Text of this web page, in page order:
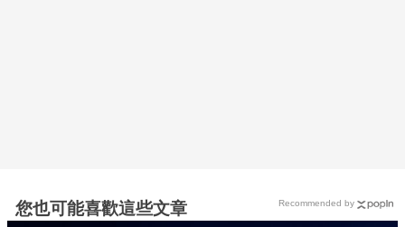
您也可能喜歡這些文章 Recommended by